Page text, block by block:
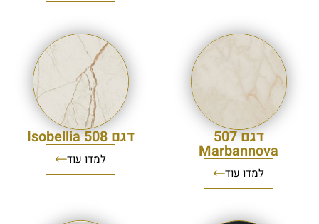
דגם 507
Marbannova
למדו עוד
דגם 508 Isobellia
למדו עוד